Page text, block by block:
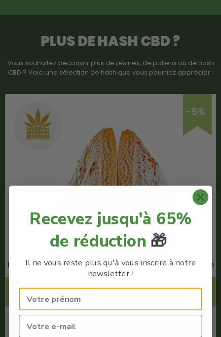
PLUS DE HASH CBD ?
Vous souhaitez découvrir plus de résines, de pollens ou de hash
CBD ? Voici une sélection de hash que vous pourriez apprécier :
-5%
Hash La Crème CBD 38% – Maison Nassoy Le Baron
Code Promo -5% :
CANNABISTE5
Recevez jusqu'à 65%
de réduction 🎁
Il ne vous reste plus qu'à vous inscrire à notre
newsletter !